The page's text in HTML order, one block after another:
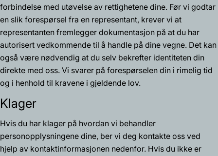
forbindelse med utøvelse av rettighetene dine. Før vi godtar
en slik forespørsel fra en representant, krever vi at
representanten fremlegger dokumentasjon på at du har
autorisert vedkommende til å handle på dine vegne. Det kan
også være nødvendig at du selv bekrefter identiteten din
direkte med oss. Vi svarer på forespørselen din i rimelig tid
og i henhold til kravene i gjeldende lov.
Klager
Hvis du har klager på hvordan vi behandler
personopplysningene dine, ber vi deg kontakte oss ved
hjelp av kontaktinformasjonen nedenfor. Hvis du ikke er